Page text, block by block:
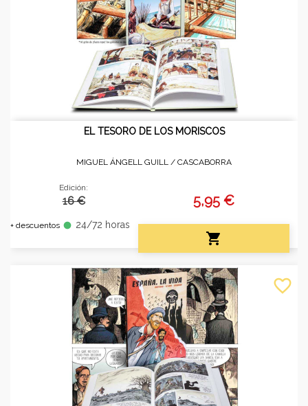
EL TESORO DE LOS MORISCOS
MIGUEL ÁNGELL GUILL / CASCABORRA
Edición:
16 €
+ descuentos fiber_manual_record 24/72 horas
5,95 €

favorite_border